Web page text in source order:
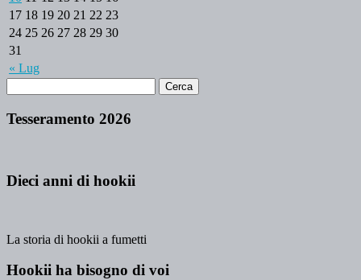
« Lug
17 18 19 20 21 22 23
24 25 26 27 28 29 30
31
Tesseramento 2026
Dieci anni di hookii
La storia di hookii a fumetti
Hookii ha bisogno di voi